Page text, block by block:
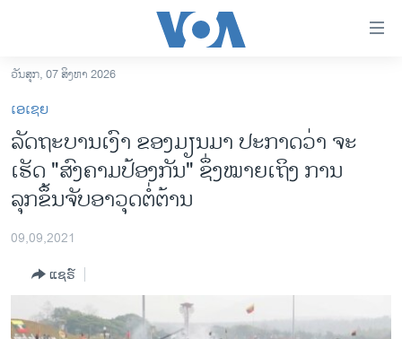
ເຂົ້າ
ຫາ
ຂ້າມ
ຂ້າມ
ຂ້າມ
ໄປ
ຫາ
ຊອກ
ລາວ
ອາເມຣິກາ
ການເລືອກຕັ້ງ ປະທານາທີບໍດີ ສະຫະລັດ 2024
ອິດສະຫຼະພາບດ້ານການຂ່າວ
ວັນສຸກ, 07 ສິງຫາ 2026
ເອເຊຍ
ລັດຖະບານເງົາ ຂອງມຽນມາ ປະກາດວ່າ ຈະ
ເຮັດ "ສົງຄາມປ້ອງກັນ" ຊຶ່ງໝາຍເຖິງ ການ
ລຸກຂຶ້ນຈັບອາວຸດຕໍ່ຕ້ານ
09,09,2021
ແຊຣ໌